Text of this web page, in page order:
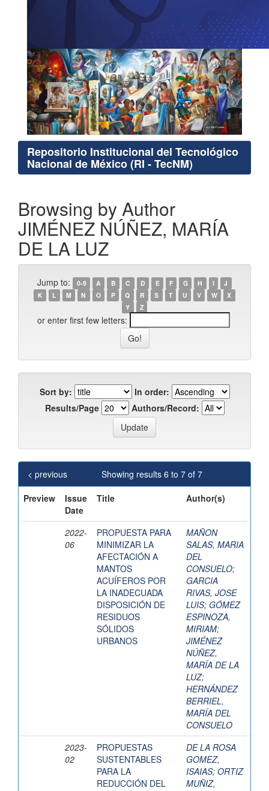
Repositorio Institucional del Tecnológico
Nacional de México (RI - TecNM)
Browsing by Author
JIMÉNEZ NÚÑEZ, MARÍA
DE LA LUZ
Jump to: 0-9 A B C D E F G H I
J
K
L M N O P Q R S T U V W
X
Y
Z
or enter first few letters:
Sort by:
In order:
Results/Page
Authors/Record:
Showing results 6 to 7 of 7
< previous
Preview
Issue
Date
Title Author(s)
2022-
06
PROPUESTA PARA
MINIMIZAR LA
AFECTACIÓN A
MANTOS
ACUÍFEROS POR
LA INADECUADA
DISPOSICIÓN DE
RESIDUOS
SÓLIDOS
URBANOS
MAÑON
SALAS, MARIA
DEL
CONSUELO;
GARCIA
RIVAS, JOSE
LUIS; GÓMEZ
ESPINOZA,
MIRIAM;
JIMÉNEZ
NÚÑEZ,
MARÍA DE LA
LUZ;
HERNÁNDEZ
BERRIEL,
MARÍA DEL
CONSUELO
2023-
02
PROPUESTAS
SUSTENTABLES
PARA LA
REDUCCIÓN DEL
DE LA ROSA
GOMEZ,
ISAIAS; ORTIZ
MUÑIZ,